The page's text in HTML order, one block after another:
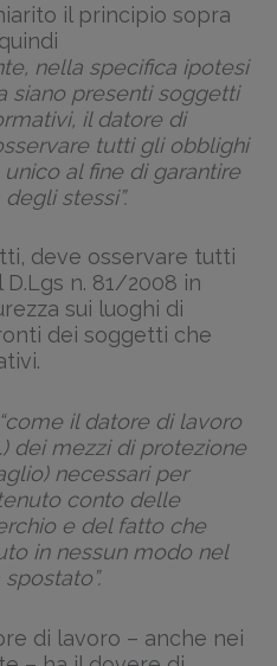
il principio sopra
nella specifica ipotesi
siano presenti soggetti
il datore di
tutti gli obblighi
al fine di garantire
stessi”.
deve osservare tutti
n. 81/2008 in
sui luoghi di
dei soggetti che
“come il datore di lavoro
dei mezzi di protezione
necessari per
conto delle
e del fatto che
in nessun modo nel
di lavoro – anche nei